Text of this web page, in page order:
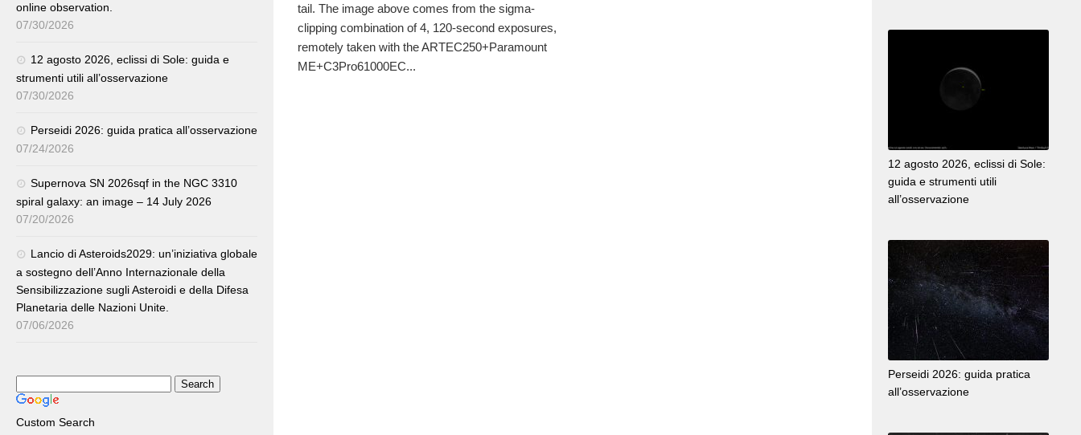
tail. The image above comes from the sigma-
clipping combination of 4, 120-second exposures,
remotely taken with the ARTEC250+Paramount
ME+C3Pro61000EC...
online observation.
07/30/2026
12 agosto 2026, eclissi di Sole: guida e
strumenti utili all’osservazione
07/30/2026
Perseidi 2026: guida pratica all’osservazione
07/24/2026
Supernova SN 2026sqf in the NGC 3310
spiral galaxy: an image – 14 July 2026
07/20/2026
Lancio di Asteroids2029: un’iniziativa globale
a sostegno dell’Anno Internazionale della
Sensibilizzazione sugli Asteroidi e della Difesa
Planetaria delle Nazioni Unite.
07/06/2026
Custom Search
12 agosto 2026, eclissi di Sole:
guida e strumenti utili
all’osservazione
Perseidi 2026: guida pratica
all’osservazione